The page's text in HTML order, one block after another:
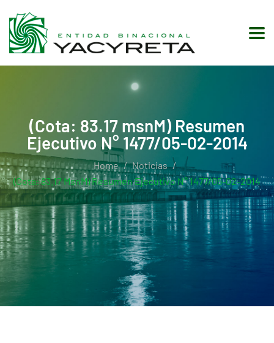
(Cota: 83.17 msnM) Resumen
Ejecutivo N° 1477/05-02-2014
Home
Noticias
(Cota: 83.17 MsnM) Resumen Ejecutivo N° 1477/05-02-2014